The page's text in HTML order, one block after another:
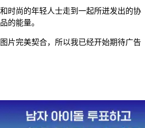
时尚的年轻人士走到一起所迸发出的协
的能量。
片完美契合，所以我已经开始期待广告